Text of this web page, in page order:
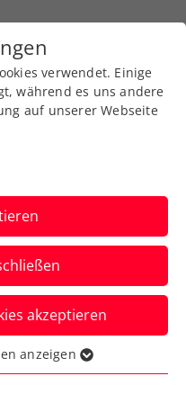
Pichler
in
Pichler wohl
Osliper
den
(ATP 121)
des
verwendet. Einige
während es uns andere
auf unserer Webseite
akzeptieren
anzeigen